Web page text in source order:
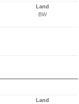
Land
BW
Land